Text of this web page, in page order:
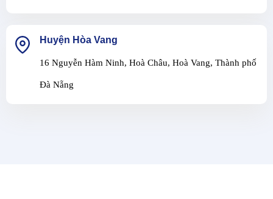
Huyện Hòa Vang
16 Nguyễn Hàm Ninh, Hoà Châu, Hoà Vang, Thành phố
Đà Nẵng